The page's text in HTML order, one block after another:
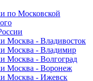
по Московской
Москва - Владивосток
Москва - Владимир
Москва - Волгоград
Москва - Воронеж
Москва - Ижевск